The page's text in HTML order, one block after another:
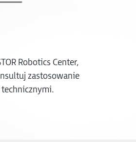
Robotics Center,
zastosowanie